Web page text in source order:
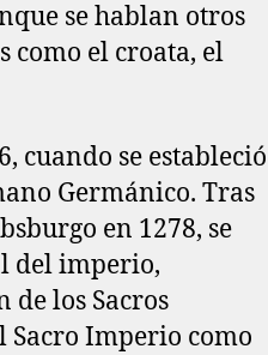
se hablan otros
como el croata, el
cuando se estableció
Germánico. Tras
en 1278, se
del imperio,
los Sacros
Sacro Imperio como